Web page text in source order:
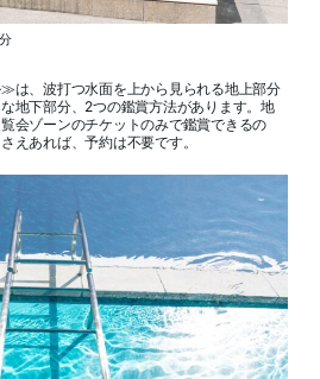
は、波打つ水面を上から見られる地上部分
地下部分、2つの鑑賞方法があります。地
会ゾーンのチケットのみで鑑賞できるの
えあれば、予約は不要です。